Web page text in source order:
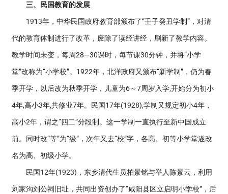
三、民国教育的发展
1913年，中华民国政府教育部颁布了“壬子癸丑学制”，对清
代的教育体制进行了改革，废除了读经讲经，刷新了教学内容。
教学时间未变，每周28—30课时，每节课30分钟，并将“小学
堂”改称为“小学校”。1922年，北洋政府又颁布“新学制”，仍为春
季开学，以后改为秋季开学，儿童为6～7周岁入学,开始分为初小
4年,高小3年,共修业7年。民国17年(1928),学制又规定初小4年，
高小2年，谓之“四二”分段制。这一学制一直执行至新中国成立
前。同时改“等”为“级”，次年又去“校”字，各高、初等小学堂遂改
名为高、初级小学。
民国12年(1923)，东乡清代生员柏景铭与举人陈景云，利用
刘家沟刘公祠旧址，共同出资创办了“咸阳县区立启明小学校”，后